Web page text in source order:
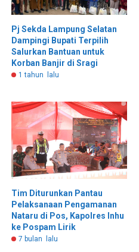
Pj Sekda Lampung Selatan
Dampingi Bupati Terpilih
Salurkan Bantuan untuk
Korban Banjir di Sragi
1 tahun lalu
Tim Diturunkan Pantau
Pelaksanaan Pengamanan
Nataru di Pos, Kapolres Inhu
ke Pospam Lirik
7 bulan lalu